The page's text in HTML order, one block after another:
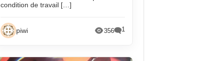
condition de travail […]
piwi 356 1